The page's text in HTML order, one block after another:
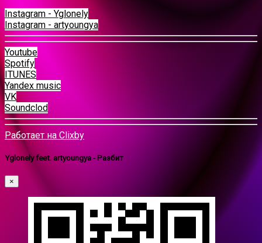
Instagram - Yglonely
Instagram - artyoungya
Youtube
Spotify
ITUNES
Yandex music
VK
Soundclod
Работает на Clixby
Yglonely feet. artyoungya - Разбит
×